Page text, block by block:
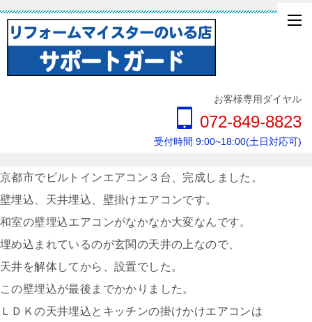
お客様専用ダイヤル
072-849-8823
受付時間 9:00~18:00(土日対応可)
京都市でビルトインエアコン３台、完成しました。
壁埋込、天井埋込、壁掛けエアコンです。
和室の壁埋込エアコンがなかなか大変なんです。
埋め込まれているのが玄関の天井の上なので、
天井を解体してから、設置でした。
この壁埋込が最後までかかりました。
ＬＤＫの天井埋込とキッチンの掛けかけエアコンは